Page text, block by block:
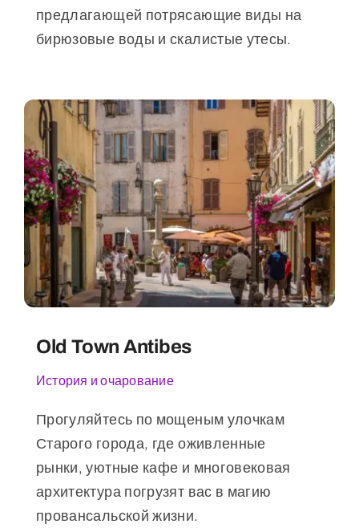
предлагающей потрясающие виды на
бирюзовые воды и скалистые утесы.
Old Town Antibes
История и очарование
Прогуляйтесь по мощеным улочкам
Старого города, где оживленные
рынки, уютные кафе и многовековая
архитектура погрузят вас в магию
провансальской жизни.